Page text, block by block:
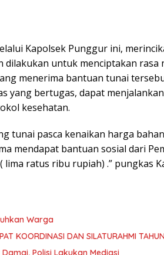
Kapolsek Punggur ini,
untuk menciptakan rasa
menerima bantuan tunai
yang bertugas, dapat
kesehatan.
tunai pasca kenaikan harga
mendapat bantuan sosial dari
lima ratus ribu rupiah) .” pungkas
Warga
KOORDINASI DAN SILATURAHMI
Polisi Lakukan Mediasi